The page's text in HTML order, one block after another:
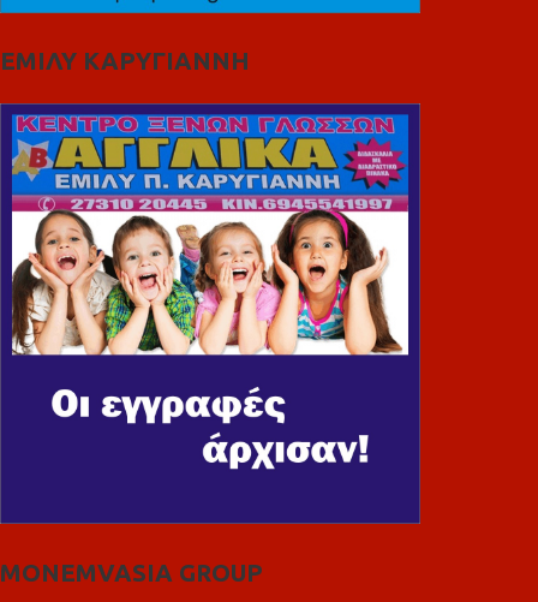
ΕΜΙΛΥ ΚΑΡΥΓΙΑΝΝΗ
MONEMVASIA GROUP